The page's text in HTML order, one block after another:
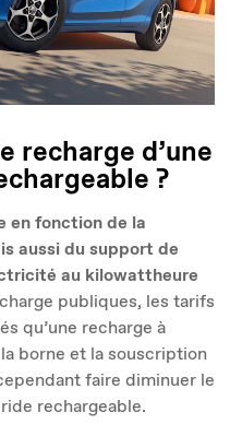
recharge d’une
?
en fonction de la
aussi du support de
au kilowattheure
publiques, les tarifs
qu’une recharge à
borne et la souscription
faire diminuer le
rechargeable.